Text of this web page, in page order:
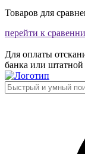
Товаров для
перейти к
Для оплаты
банка или